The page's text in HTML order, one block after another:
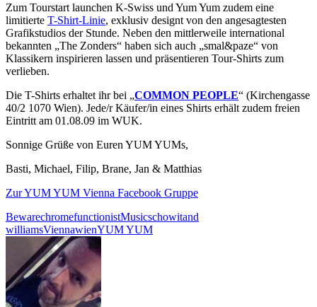
Zum Tourstart launchen K-Swiss und Yum Yum zudem eine
limitierte T-Shirt-Linie, exklusiv designt von den angesagtesten
Grafikstudios der Stunde. Neben den mittlerweile international
bekannten „The Zonders“ haben sich auch „smal&paze“ von
Klassikern inspirieren lassen und präsentieren Tour-Shirts zum
verlieben.
Die T-Shirts erhaltet ihr bei „COMMON PEOPLE“ (Kirchengasse
40/2 1070 Wien). Jede/r Käufer/in eines Shirts erhält zudem freien
Eintritt am 01.08.09 im WUK.
Sonnige Grüße von Euren YUM YUMs,
Basti, Michael, Filip, Brane, Jan & Matthias
Zur YUM YUM Vienna Facebook Gruppe
BewarechromefunctionistMusicschowitand
williamsViennawienYUM YUM